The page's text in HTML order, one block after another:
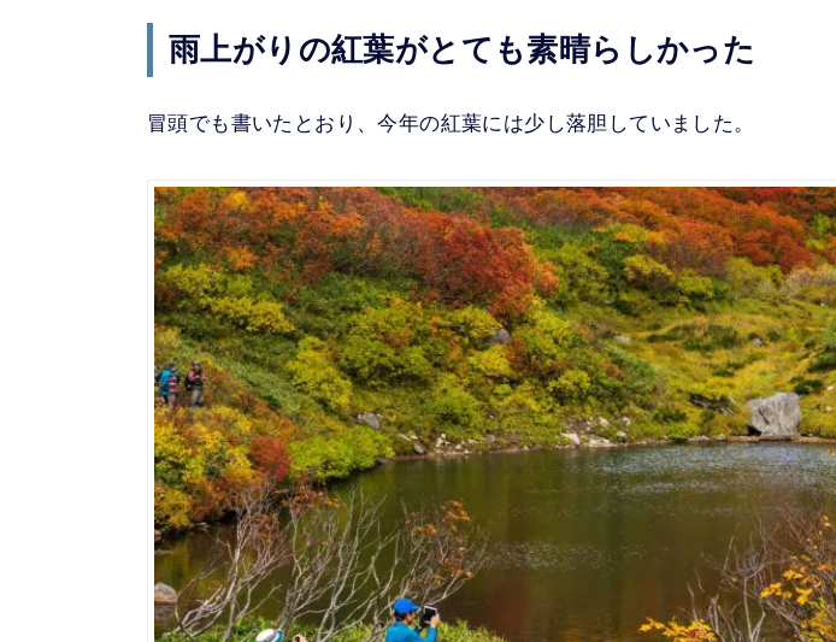
雨上がりの紅葉がとても素晴らしかった
冒頭でも書いたとおり、今年の紅葉には少し落胆していました。